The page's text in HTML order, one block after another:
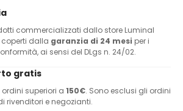
commercializzati dallo store Luminal
coperti dalla garanzia di 24 mesi per i
ai sensi del DLgs n. 24/02.
gratis
ordini superiori a 150€. Sono esclusi gli ordini
rivenditori e negozianti.